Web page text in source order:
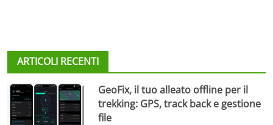
ARTICOLI RECENTI
GeoFix, il tuo alleato offline per il
trekking: GPS, track back e gestione
file